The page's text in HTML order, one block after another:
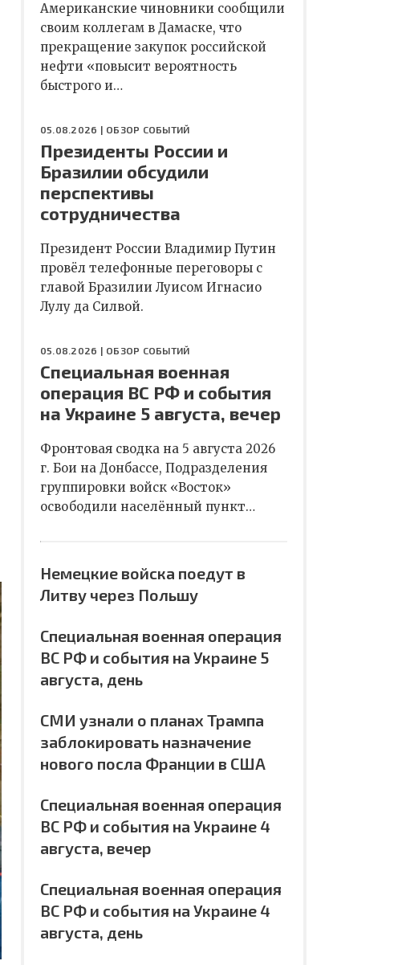
Американские чиновники сообщили
своим коллегам в Дамаске, что
прекращение закупок российской
нефти «повысит вероятность
быстрого и…
05.08.2026 | ОБЗОР СОБЫТИЙ
Президенты России и
Бразилии обсудили
перспективы
сотрудничества
Президент России Владимир Путин
провёл телефонные переговоры с
главой Бразилии Луисом Игнасио
Лулу да Силвой.
05.08.2026 | ОБЗОР СОБЫТИЙ
Специальная военная
операция ВС РФ и события
на Украине 5 августа, вечер
Фронтовая сводка на 5 августа 2026
г. Бои на Донбассе, Подразделения
группировки войск «Восток»
освободили населённый пункт…
Немецкие войска поедут в
Литву через Польшу
Специальная военная операция
ВС РФ и события на Украине 5
августа, день
СМИ узнали о планах Трампа
заблокировать назначение
нового посла Франции в США
Специальная военная операция
ВС РФ и события на Украине 4
августа, вечер
Специальная военная операция
ВС РФ и события на Украине 4
августа, день